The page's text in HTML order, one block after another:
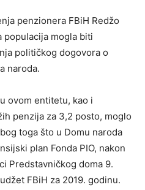
penzionera FBiH Redžo
populacija mogla biti
političkog dogovora o
naroda.
ovom entitetu, kao i
penzija za 3,2 posto, moglo
toga što u Domu naroda
plan Fonda PIO, nakon
Predstavničkog doma 9.
FBiH za 2019. godinu.